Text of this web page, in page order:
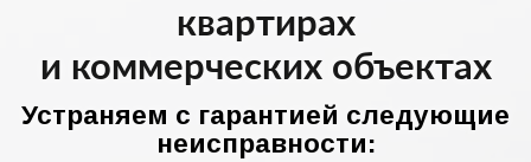
квартирах
и коммерческих объектах
Устраняем с гарантией следующие
неисправности: